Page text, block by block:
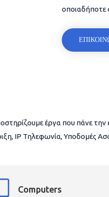
οποιαδήποτε
έργα που πάνε την
IP Τηλεφωνία, Υποδομές
Computers